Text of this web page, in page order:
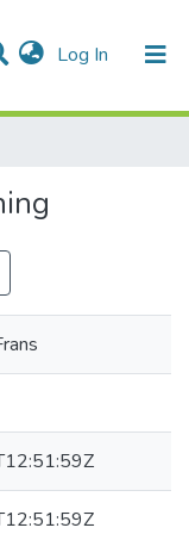
Log In (current)